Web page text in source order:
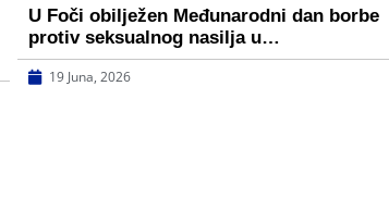
U Foči obilježen Međunarodni dan borbe
protiv seksualnog nasilja u…
19 Juna, 2026